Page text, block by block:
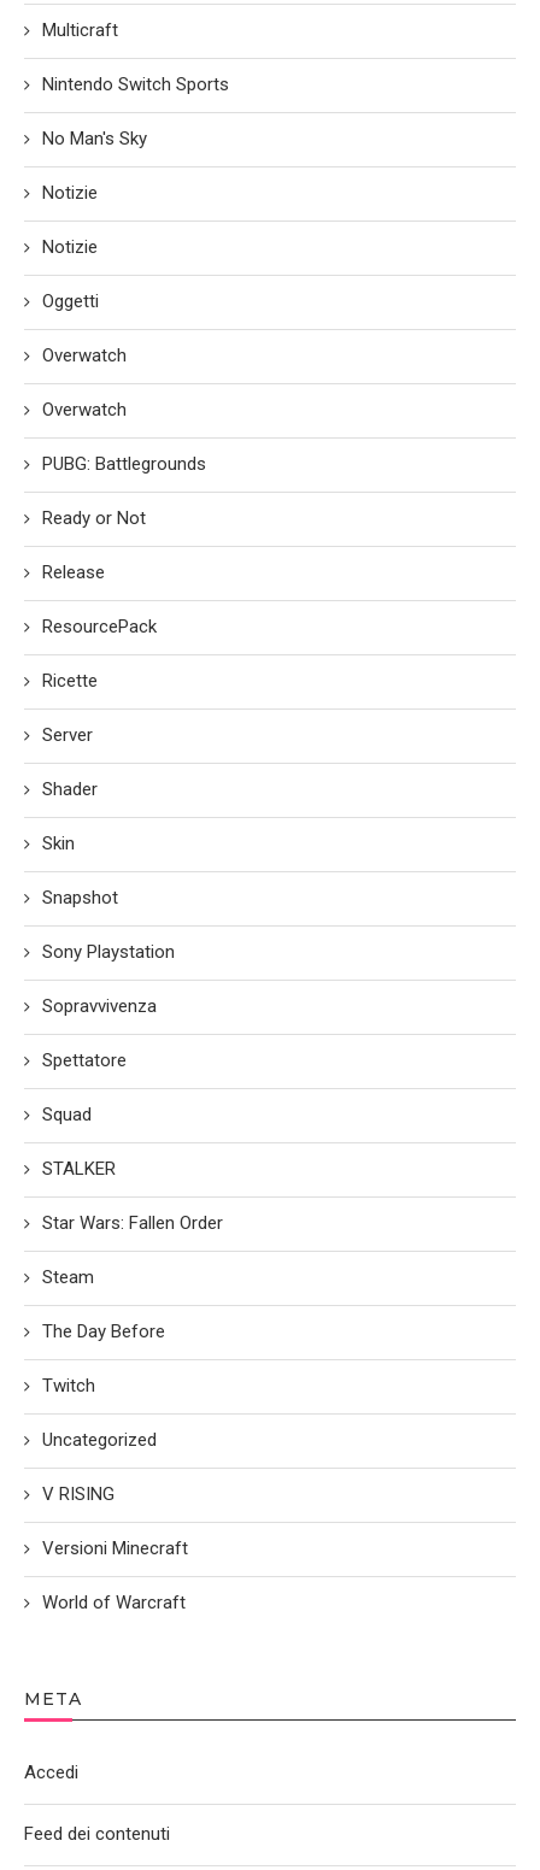
Multicraft
Nintendo Switch Sports
No Man's Sky
Notizie
Notizie
Oggetti
Overwatch
Overwatch
PUBG: Battlegrounds
Ready or Not
Release
ResourcePack
Ricette
Server
Shader
Skin
Snapshot
Sony Playstation
Sopravvivenza
Spettatore
Squad
STALKER
Star Wars: Fallen Order
Steam
The Day Before
Twitch
Uncategorized
V RISING
Versioni Minecraft
World of Warcraft
META
Accedi
Feed dei contenuti